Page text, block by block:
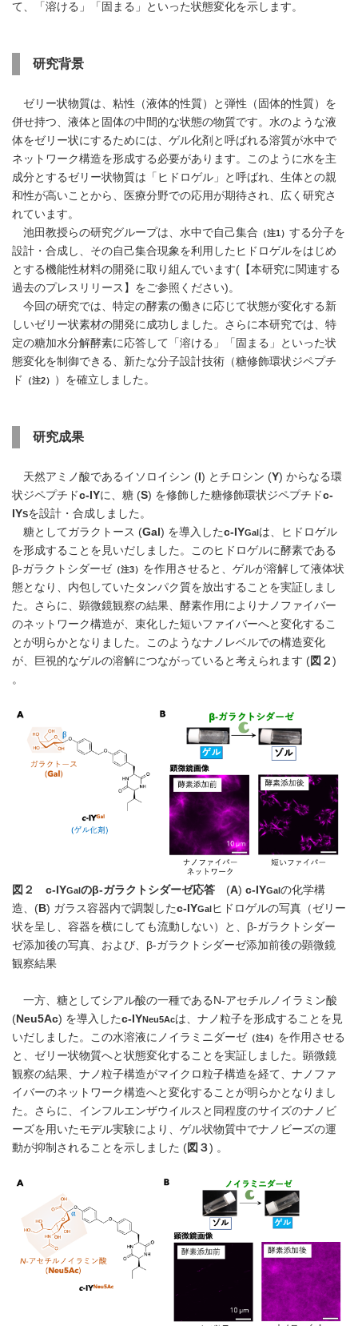
て、「溶ける」「固まる」といった状態変化を示します。
研究背景
ゼリー状物質は、粘性（液体的性質）と弾性（固体的性質）を
併せ持つ、液体と固体の中間的な状態の物質です。水のような液
体をゼリー状にするためには、ゲル化剤と呼ばれる溶質が水中で
ネットワーク構造を形成する必要があります。このように水を主
成分とするゼリー状物質は「ヒドロゲル」と呼ばれ、生体との親
和性が高いことから、医療分野での応用が期待され、広く研究さ
れています。
池田教授らの研究グループは、水中で自己集合 （注1） する分子を
設計・合成し、その自己集合現象を利用したヒドロゲルをはじめ
とする機能性材料の開発に取り組んでいます(【本研究に関連する
過去のプレスリリース】をご参照ください)。
今回の研究では、特定の酵素の働きに応じて状態が変化する新
しいゼリー状素材の開発に成功しました。さらに本研究では、特
定の糖加水分解酵素に応答して「溶ける」「固まる」といった状
態変化を制御できる、新たな分子設計技術（糖修飾環状ジペプチ
ド
（注2） ）を確立しました。
研究成果
天然アミノ酸であるイソロイシン ( ) とチロシン (Y) からなる環
状ジペプチドc-IYに、糖 (S) を修飾した糖修飾環状ジペプチドc-
IYSを設計・合成しました。
糖としてガラクトース (Gal ) を導入したc-IYGalは、ヒドロゲル
を形成することを見いだしました。このヒドロゲルに酵素である
β-ガラクトシダーゼ （注3） を作用させると、ゲルが溶解して液体状
態となり、内包していたタンパク質を放出することを実証しまし
た。さらに、顕微鏡観察の結果、酵素作用によりナノファイバー
のネットワーク構造が、束化した短いファイバーへと変化するこ
とが明らかとなりました。このようなナノレベルでの構造変化
が、巨視的なゲルの溶解につながっていると考えられます (図２ )
。
図２ c-IYGalのβ-ガラクトシダーゼ応答 (A) c-IYGalの化学構
造、(B) ガラス容器内で調製したc-IYGalヒドロゲルの写真（ゼリー
状を呈し、容器を横にしても流動しない）と、β-ガラクトシダー
ゼ添加後の写真、および、β-ガラクトシダーゼ添加前後の顕微鏡
観察結果
一方、糖としてシアル酸の一種であるN-アセチルノイラミン酸
(Neu5Ac) を導入したc-IYNeu5Acは、ナノ粒子を形成することを見
いだしました。この水溶液にノイラミニダーゼ （注4） を作用させる
と、ゼリー状物質へと状態変化することを実証しました。顕微鏡
観察の結果、ナノ粒子構造がマイクロ粒子構造を経て、ナノファ
イバーのネットワーク構造へと変化することが明らかとなりまし
た。さらに、インフルエンザウイルスと同程度のサイズのナノビ
ーズを用いたモデル実験により、ゲル状物質中でナノビーズの運
動が抑制されることを示しました (図３) 。